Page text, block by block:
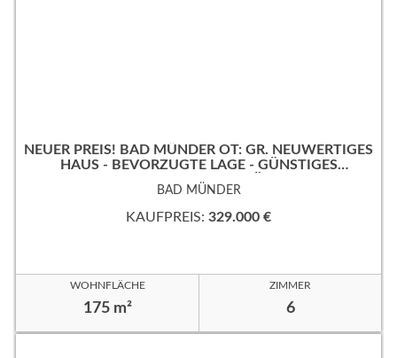
NEUER PREIS! BAD MÜNDER OT: GR. NEUWERTIGES
HAUS - BEVORZUGTE LAGE - GÜNSTIGES
ERBPACHTGRUNDSTÜCK!
BAD MÜNDER
KAUFPREIS: 329.000 €
WOHNFLÄCHE
175 m²
ZIMMER
6